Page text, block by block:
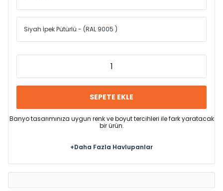
SEPETE EKLE
Banyo tasarımınıza uygun renk ve boyut tercihleri ile fark yaratacak
bir ürün.
+Daha Fazla Havlupanlar